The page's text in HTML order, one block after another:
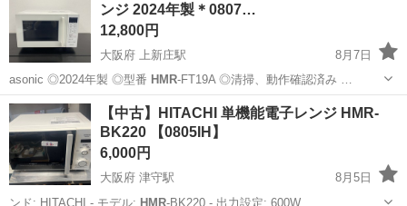
ンジ 2024年製＊0807…
12,800円
大阪府 上新庄駅
8月7日
asonic ◎2024年製 ◎型番 HMR -FT19A ◎清掃、動作確認済み …
大阪 大阪市 上新庄駅 キッチン家電 バンビ
【中古】HITACHI 単機能電子レンジ HMR-
BK220 【0805IH】
6,000円
大阪府 津守駅
8月5日
ンド: HITACHI - モデル: HMR-BK220 - 出力設定: 600W…